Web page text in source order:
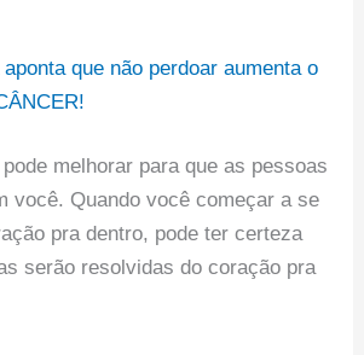
que não perdoar aumenta o
melhorar para que as pessoas
você. Quando você começar a se
pra dentro, pode ter certeza
serão resolvidas do coração pra